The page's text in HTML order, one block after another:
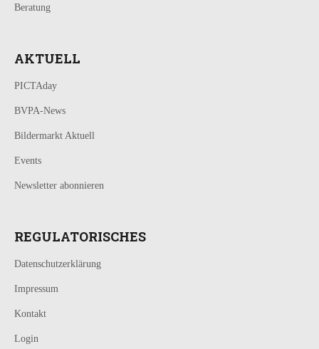
Beratung
AKTUELL
PICTAday
BVPA-News
Bildermarkt Aktuell
Events
Newsletter abonnieren
REGULATORISCHES
Datenschutzerklärung
Impressum
Kontakt
Login